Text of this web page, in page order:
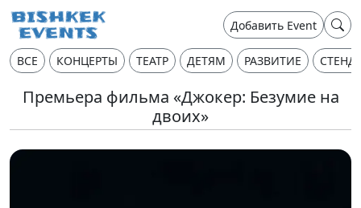
Добавить Event
ВСЕ КОНЦЕРТЫ ТЕАТР ДЕТЯМ РАЗВИТИЕ
Премьера фильма «Джокер: Безумие на
двоих»